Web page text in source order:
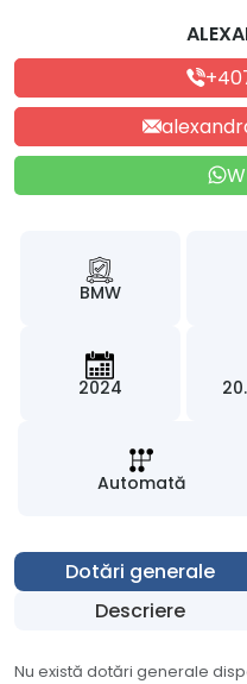
BMW
2024
Automată
Dotări generale
Descriere
Nu există dotări generale